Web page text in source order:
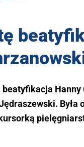
Była